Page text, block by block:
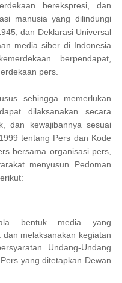
berekspresi, dan
manusia yang dilindungi
dan Deklarasi Universal
media siber di Indonesia
berpendapat,
pers.
sehingga memerlukan
dilaksanakan secara
dan kewajibannya sesuai
tentang Pers dan Kode
bersama organisasi pers,
menyusun Pedoman
bentuk media yang
melaksanakan kegiatan
Undang-Undang
yang ditetapkan Dewan